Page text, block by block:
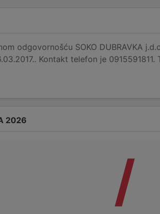
odgovornošću SOKO DUBRAVKA
Kontakt telefon je
2026
/